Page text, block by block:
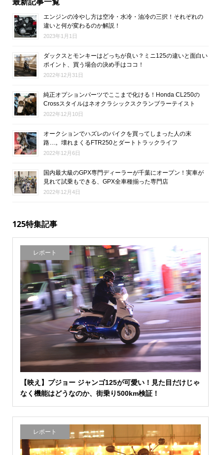
エンジンの冷やし方は空冷・水冷・油冷の三択！それぞれの
違いと何が変わるのか解説！
2023年1月1日
ダックスとモンキーはどっちが良い？ミニ125の違いと面白い
ポイント、買う場合の決め手はココ！
2022年12月31日
純正オプションパーツでここまで化ける！Honda CL250の
Crossスタイルはネオクラシックスクランブラーテイスト
2022年12月10日
オークションでハズレのバイクを買ってしまった人の末
路…。壊れまくるFTR250とダートトラックライフ
2022年12月6日
国内最大級のGPX専門ディーラーが千葉にオープン！実車が
見れて試乗もできる、GPX全車種揃った専門店
2022年12月4日
125特集記事
レポート
【映え】プジョー ジャンゴ125が可愛い！見た目だけじゃ
なく機能はどうなのか、街乗り500km検証！
レポート